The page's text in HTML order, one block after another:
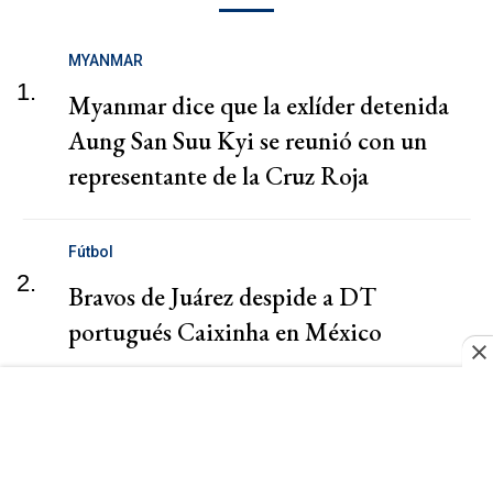
1.
MYANMAR
Myanmar dice que la exlíder detenida
Aung San Suu Kyi se reunió con un
representante de la Cruz Roja
2.
Fútbol
Bravos de Juárez despide a DT
portugués Caixinha en México